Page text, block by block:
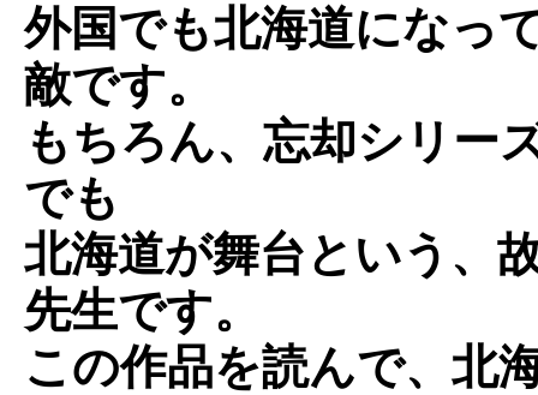
外国でも北海道になっ
敵です。
もちろん、忘却シリー
でも
北海道が舞台という、
先生です。
この作品を読んで、北